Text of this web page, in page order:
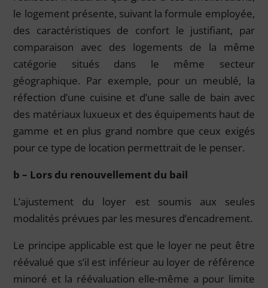
le logement présente, suivant la formule employée,
des caractéristiques de confort le justifiant, par
comparaison avec des logements de la même
catégorie situés dans le même secteur
géographique. Par exemple, pour un meublé, la
réfection d’une cuisine et d’une salle de bain avec
des matériaux luxueux et des équipements haut de
gamme et en plus grand nombre que ceux exigés
pour ce type de location permettrait de le penser.
b – Lors du renouvellement du bail
L’ajustement du loyer est soumis aux seules
modalités prévues par les mesures d’encadrement.
Le principe applicable est que le loyer ne peut être
réévalué que s’il est inférieur au loyer de référence
minoré et la réévaluation elle-même a pour limite